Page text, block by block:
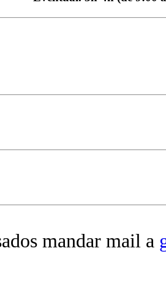
mandar mail a